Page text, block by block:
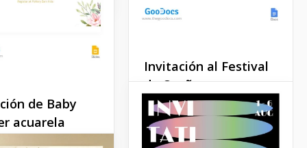
de Baby
acuarela
Invitación al Festival
de Otoño
Un festival de otoño es una
de las razones para amar
esta temporada. ¿Qué